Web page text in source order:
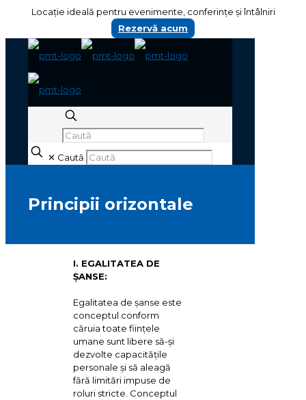
Locație ideală pentru evenimente, conferințe și întâlniri
Rezervă acum
✕ Caută
Principii orizontale
I. EGALITATEA DE
ŞANSE:
Egalitatea de şanse este
conceptul conform
căruia toate fiinţele
umane sunt libere să-și
dezvolte capacităţile
personale şi să aleagă
fără limitări impuse de
roluri stricte. Conceptul